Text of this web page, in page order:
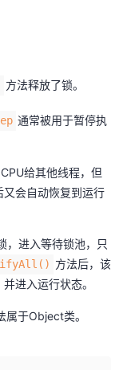
方法释放了锁。
通常被用于暂停执
给其他线程，但
会自动恢复到运行
，进入等待锁池，只
方法后，该
进入运行状态。
属于Object类。